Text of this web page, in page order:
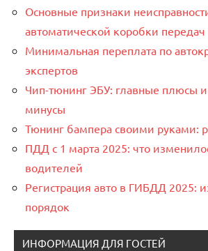
Основные признаки
автоматической коробки передач
Минимальная переплата по
экспертов
Чип-тюнинг ЭБУ: главные плюсы
минусы
Тюнинг бампера своими руками:
ПДД с 1 марта 2025: что
водителей
Регистрация авто в ГИБДД 2025:
порядок
ИНФОРМАЦИЯ ДЛЯ ГОСТЕЙ